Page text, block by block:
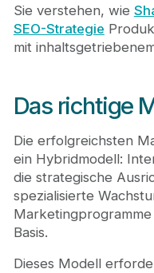
Sie verstehen, wie
SEO-Strategie
mit
Das richtige
Die erfolgreichsten
ein Hybridmodell:
die strategische
spezialisierte
Basis.
Dieses Modell